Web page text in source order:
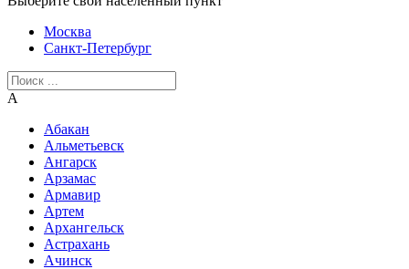
Москва
Санкт-Петербург
А
Абакан
Альметьевск
Ангарск
Арзамас
Армавир
Артем
Архангельск
Астрахань
Ачинск